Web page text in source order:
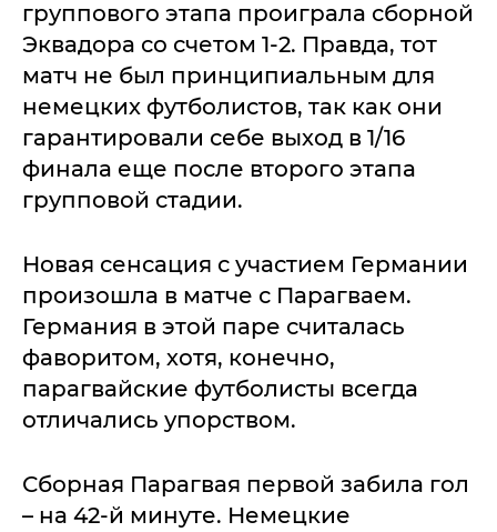
группового этапа проиграла сборной
Эквадора со счетом 1-2. Правда, тот
матч не был принципиальным для
немецких футболистов, так как они
гарантировали себе выход в 1/16
финала еще после второго этапа
групповой стадии.
Новая сенсация с участием Германии
произошла в матче с Парагваем.
Германия в этой паре считалась
фаворитом, хотя, конечно,
парагвайские футболисты всегда
отличались упорством.
Сборная Парагвая первой забила гол
– на 42-й минуте. Немецкие